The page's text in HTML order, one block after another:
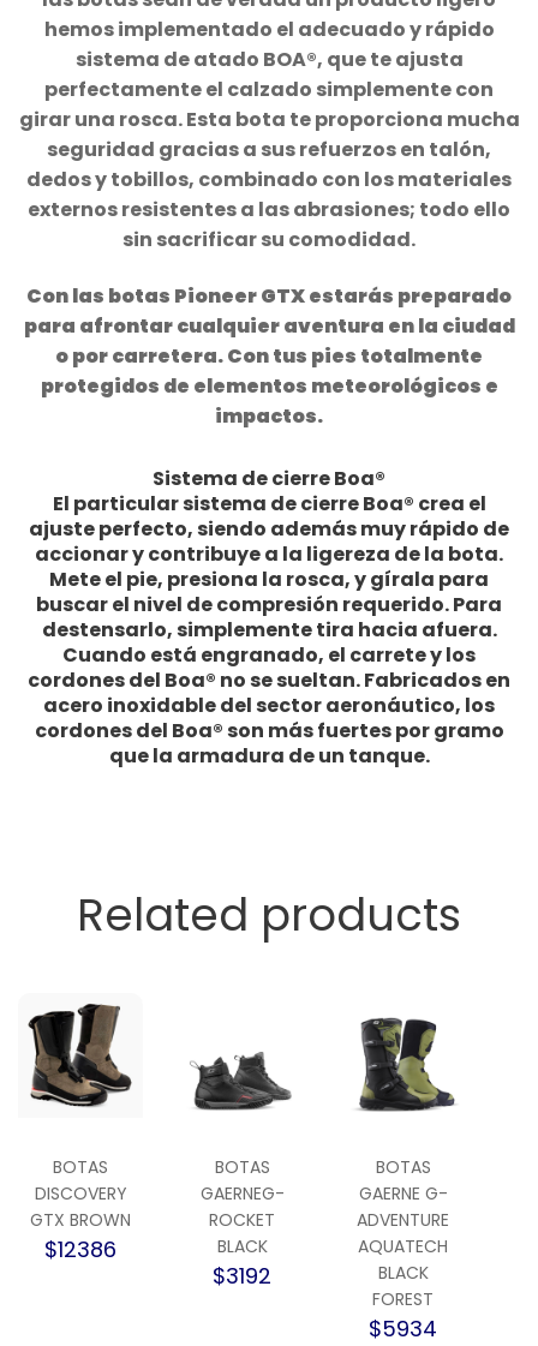
hemos implementado el adecuado y rápido
sistema de atado BOA®, que te ajusta
perfectamente el calzado simplemente con
girar una rosca. Esta bota te proporciona mucha
seguridad gracias a sus refuerzos en talón,
dedos y tobillos, combinado con los materiales
externos resistentes a las abrasiones; todo ello
sin sacrificar su comodidad.
Con las botas Pioneer GTX estarás preparado
para afrontar cualquier aventura en la ciudad
o por carretera. Con tus pies totalmente
protegidos de elementos meteorológicos e
impactos.
Sistema de cierre Boa®
El particular sistema de cierre Boa® crea el
ajuste perfecto, siendo además muy rápido de
accionar y contribuye a la ligereza de la bota.
Mete el pie, presiona la rosca, y gírala para
buscar el nivel de compresión requerido. Para
destensarlo, simplemente tira hacia afuera.
Cuando está engranado, el carrete y los
cordones del Boa® no se sueltan. Fabricados en
acero inoxidable del sector aeronáutico, los
cordones del Boa® son más fuertes por gramo
que la armadura de un tanque.
Related products
BOTAS
DISCOVERY
GTX BROWN
$12386
BOTAS
GAERNEG-
ROCKET
BLACK
$3192
BOTAS
GAERNE G-
ADVENTURE
AQUATECH
BLACK
FOREST
$5934